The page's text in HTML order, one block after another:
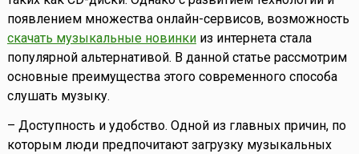
появлением множества онлайн-сервисов, возможность
скачать музыкальные новинкииз интернета стала
популярной альтернативой. В данной статье рассмотрим
основные преимущества этого современного способа
слушать музыку.
– Доступность и удобство. Одной из главных причин, по
которым люди предпочитают загрузку музыкальных